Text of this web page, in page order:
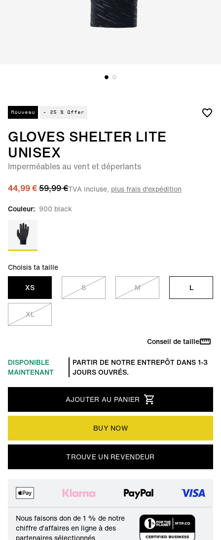
Nouveau - 25 % Offer
GLOVES SHELTER LITE
UNISEX
Imperméables au vent et déperlants
44,99 €59,99 €TVA incluse, plus frais d'expédition
Couleur: 900 black
Choisis ta taille
XS
S M L
XL
Conseil de taille
DISPONIBLE
MAINTENANT
PARTIR DE NOTRE ENTREPÔT DANS 1-3
JOURS OUVRÉS.
AJOUTER AU PANIER
BUY NOW
TROUVE UN REVENDEUR
Nous faisons don de 1 % de notre
chiffre d’affaires en ligne à des
partenaires sélectionnés